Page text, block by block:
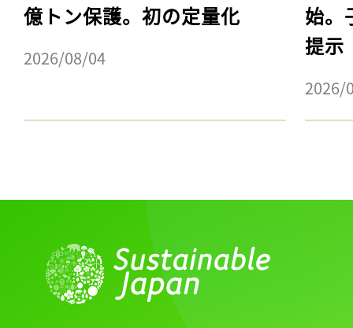
億トン保護。初の定量化
2026/08/04
始。
提示
2026/